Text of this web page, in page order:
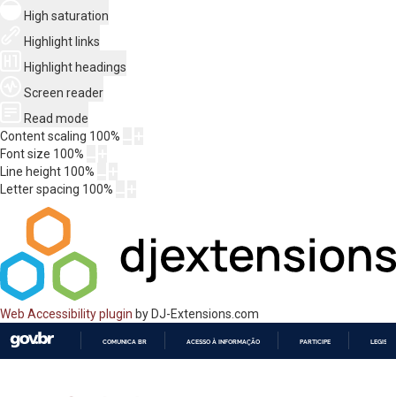
High saturation
Highlight links
Highlight headings
Screen reader
Read mode
Content scaling 100%
Font size 100%
Line height 100%
Letter spacing 100%
Web Accessibility plugin by DJ-Extensions.com
COMUNICA BR ACESSO À INFORMAÇÃO PARTICIPE